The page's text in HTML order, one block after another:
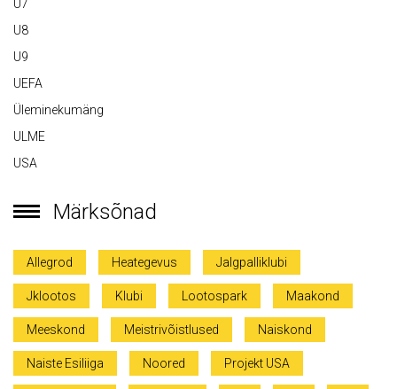
U7
U8
U9
UEFA
Üleminekumäng
ULME
USA
Märksõnad
Allegrod Heategevus Jalgpalliklubi
Jklootos Klubi Lootospark Maakond
Meeskond Meistrivõistlused Naiskond
Naiste Esiliiga Noored Projekt USA